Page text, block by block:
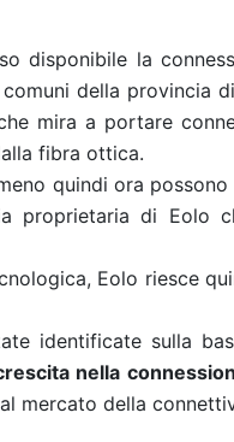
disponibile la
della provincia di
mira a portare
fibra ottica.
quindi ora
proprietaria di Eolo
Eolo riesce
identificate sulla
nella
mercato della